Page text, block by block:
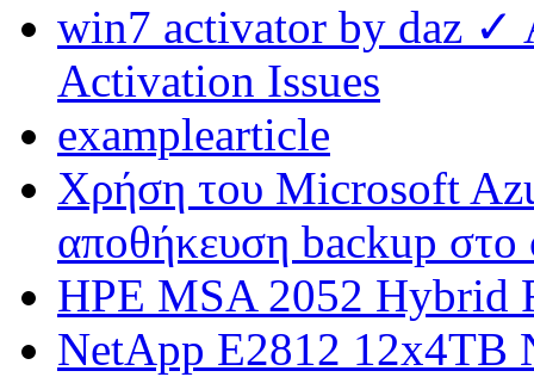
win7 activator by daz ✓
Activation Issues
examplearticle
Χρήση του Microsoft
αποθήκευση backup στο
HPE MSA 2052 Hybrid
NetApp E2812 12x4TB